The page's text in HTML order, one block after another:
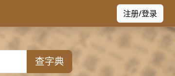
注册/登录
查字典